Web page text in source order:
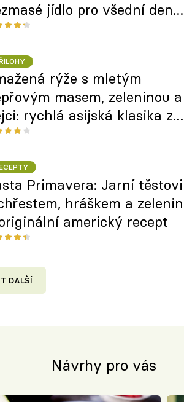
jídlo pro všední den
Karolíny Fourové
rýže s mletým
masem, zeleninou a
rychlá asijská klasika z
pánve
Primavera: Jarní
hráškem a
americký recept
DALŠÍ
Návrhy pro vás